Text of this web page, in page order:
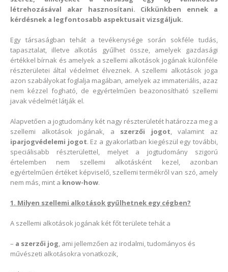
létrehozásával akar hasznosítani. Cikkünkben ennek a
kérdésnek a legfontosabb aspektusait vizsgáljuk.
Egy társaságban tehát a tevékenysége során sokféle tudás,
tapasztalat, illetve alkotás gyűlhet össze, amelyek gazdasági
értékkel bírnak és amelyek a szellemi alkotások jogának különféle
részterületei által védelmet élveznek. A szellemi alkotások joga
azon szabályokat foglalja magában, amelyek az immateriális, azaz
nem kézzel fogható, de egyértelműen beazonosítható szellemi
javak védelmét látják el.
Alapvetően a jogtudomány két nagy részterületét határozza meg a
szellemi alkotások jogának, a szerzői jogot, valamint az
iparjogvédelemi jogot. Ez a gyakorlatban kiegészül egy további,
speciálisabb részterülettel, melyet a jogtudomány szigorú
értelemben nem szellemi alkotásként kezel, azonban
egyértelműen értéket képviselő, szellemi termékről van szó, amely
nem más, mint a know-how.
1. Milyen szellemi alkotások gyűlhetnek egy cégben?
A szellemi alkotások jogának két főt területe tehát a
– a szerzői jog, ami jellemzően az irodalmi, tudományos és
művészeti alkotásokra vonatkozik,